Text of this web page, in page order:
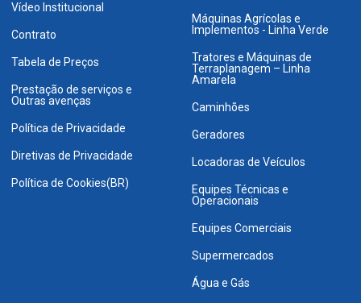
Vídeo Institucional
Contrato
Tabela de Preços
Prestação de serviços e
Outras avenças
Política de Privacidade
Diretivas de Privacidade
Política de Cookies(BR)
Máquinas Agrícolas e
Implementos - Linha Verde
Tratores e Máquinas de
Terraplanagem – Linha
Amarela
Caminhões
Geradores
Locadoras de Veículos
Equipes Técnicas e
Operacionais
Equipes Comerciais
Supermercados
Água e Gás